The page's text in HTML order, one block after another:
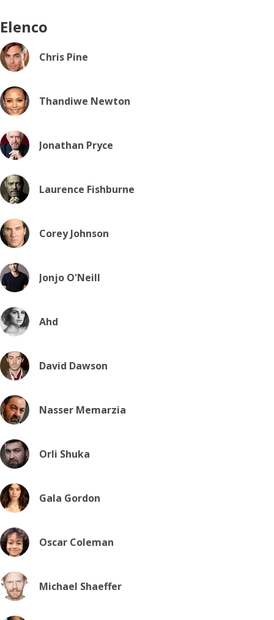
Elenco
Chris Pine
Thandiwe Newton
Jonathan Pryce
Laurence Fishburne
Corey Johnson
Jonjo O'Neill
Ahd
David Dawson
Nasser Memarzia
Orli Shuka
Gala Gordon
Oscar Coleman
Michael Shaeffer